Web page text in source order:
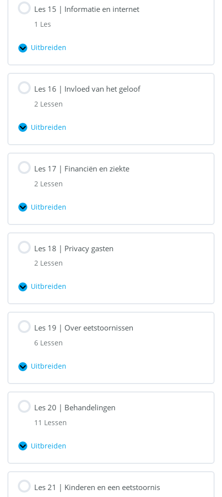
Rechten
en
Les 15 | Informatie en internet
1 Les
Uitbreiden
15
Informatie
en
Les 16 | Invloed van het geloof
2 Lessen
Uitbreiden
16
Invloed
van
Les 17 | Financiën en ziekte
2 Lessen
Uitbreiden
17
Financiën
en
Les 18 | Privacy gasten
2 Lessen
Uitbreiden
18
Privacy
gasten
Les 19 | Over eetstoornissen
6 Lessen
Uitbreiden
19
Over
eetstoornissen
Les 20 | Behandelingen
11 Lessen
Uitbreiden
20
Behandelingen
Les 21 | Kinderen en een eetstoornis